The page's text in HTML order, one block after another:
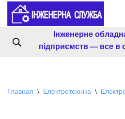
Перейти
содержимому
Інженерне
підприємств — все в
Главная \ Електротехніка \